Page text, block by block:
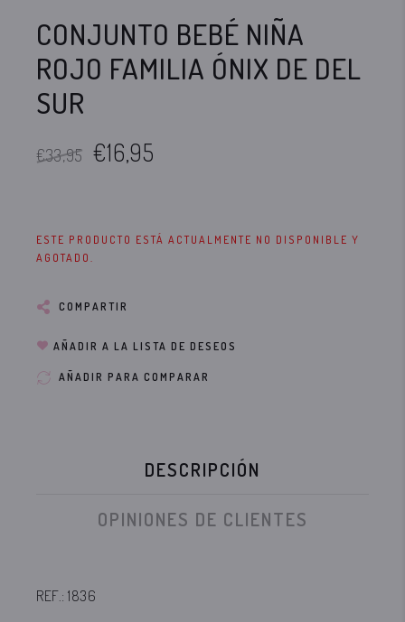
CONJUNTO BEBÉ NIÑA
ROJO FAMILIA ÓNIX DE DEL
SUR
€33,95 €16,95
ESTE PRODUCTO ESTÁ ACTUALMENTE NO DISPONIBLE Y
AGOTADO.
COMPARTIR
AÑADIR A LA LISTA DE DESEOS
AÑADIR PARA COMPARAR
DESCRIPCIÓN
OPINIONES DE CLIENTES
REF.: 1836